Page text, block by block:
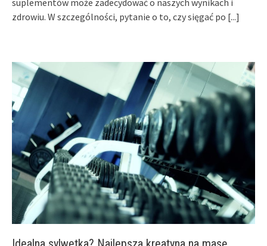
suplementów może zadecydować o naszych wynikach i
zdrowiu. W szczególności, pytanie o to, czy sięgać po [...]